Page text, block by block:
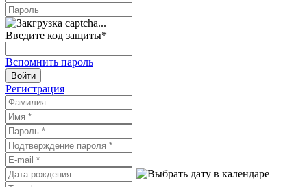
Введите код защиты*
Вспомнить пароль
Войти
Регистрация